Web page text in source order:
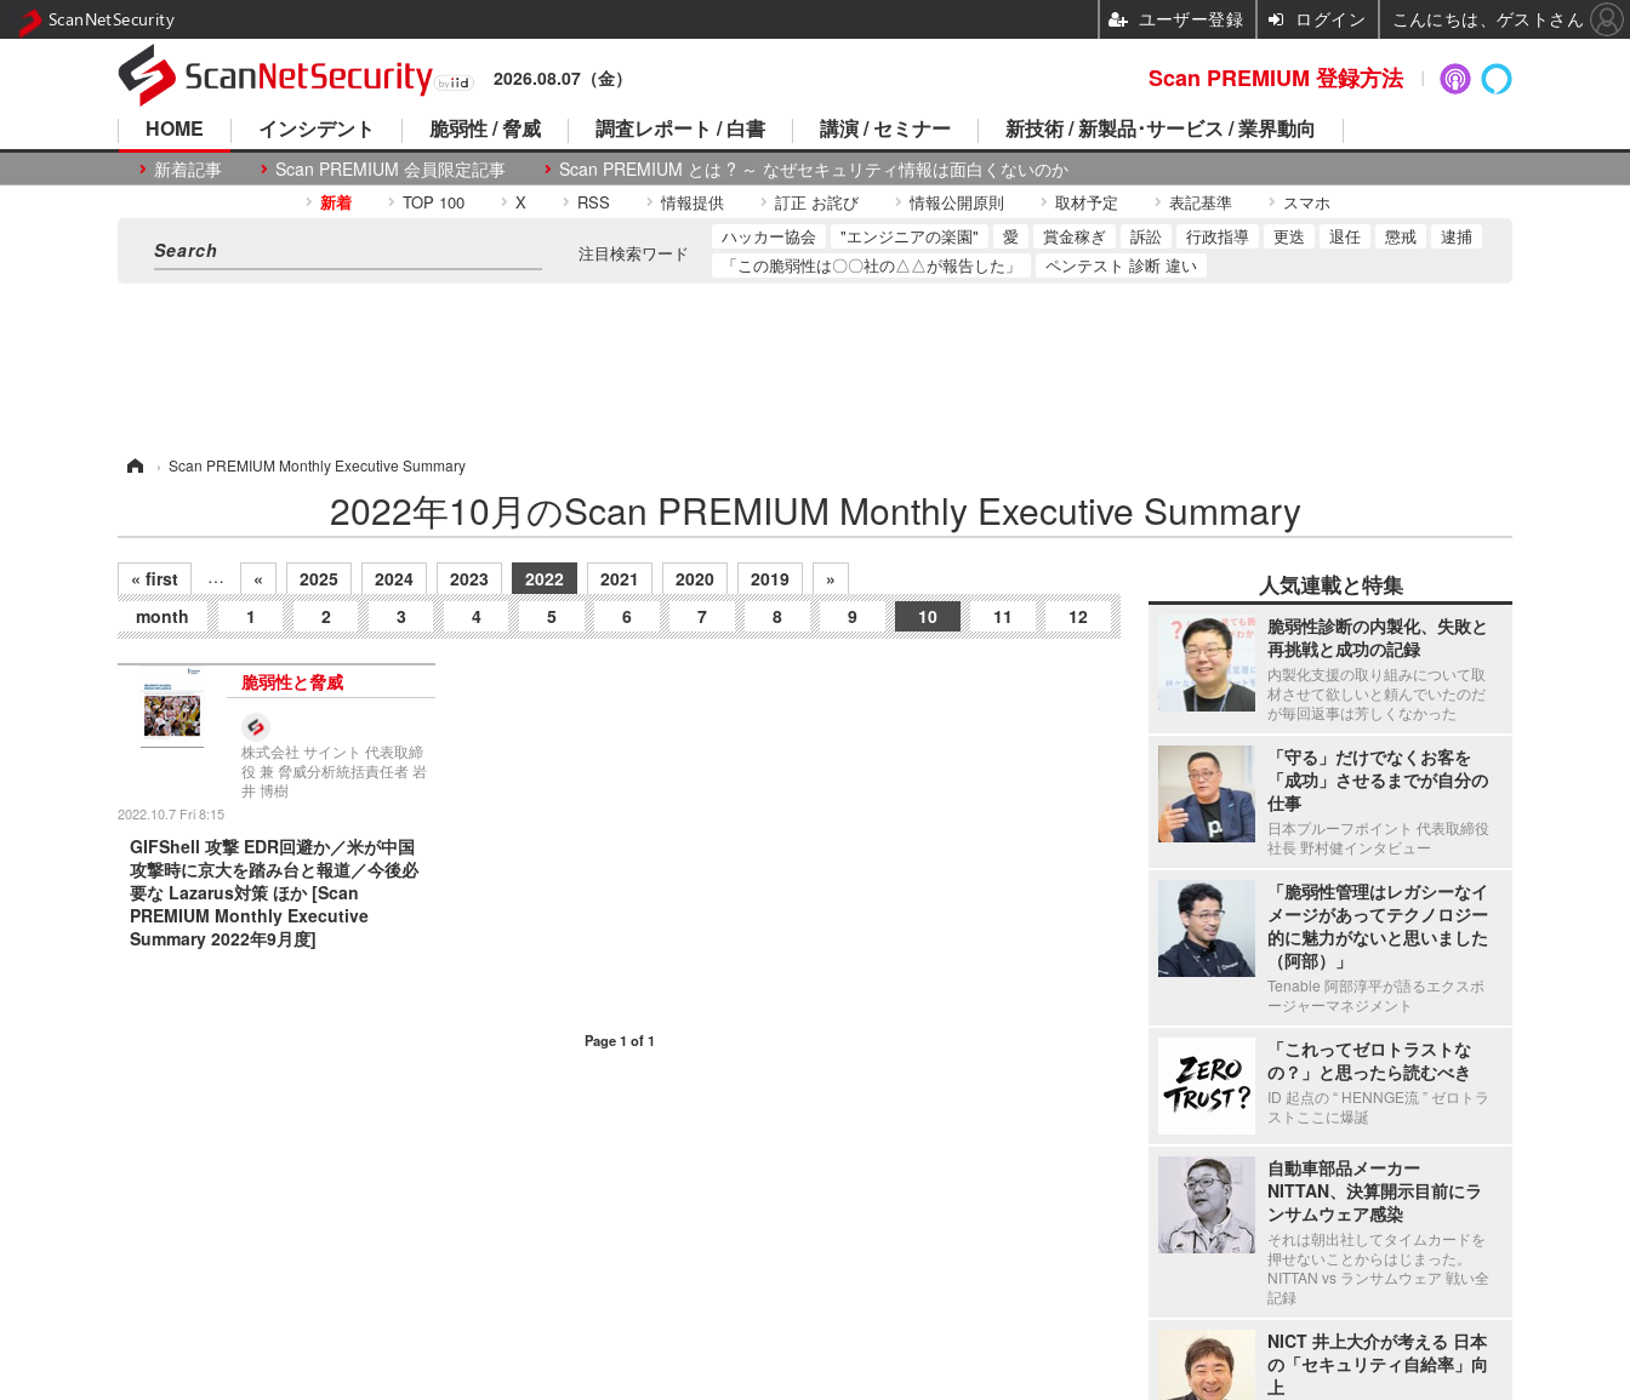
2026.08.07（金）
HOME
新着記事 Scan PREMIUM 会員限定記事 Scan PREMIUM とは ? ～ なぜセキュリティ情報は面白くないのか
インシデント 脆弱性 / 脅威 調査レポート / 白書 講演 / セミナー 新技術 / 新製品･サービス / 業界動向
新着 TOP 100 X RSS 情報提供 訂正 お詫び 情報公開原則 取材予定 表記基準 スマホ
注目検索ワード
ハッカー協会 "エンジニアの楽園" 愛 賞金稼ぎ 訴訟 行政指導 更迭 退任 懲戒
逮捕
「この脆弱性は〇〇社の△△が報告した」
ペンテスト 診断 違い
› Scan PREMIUM Monthly Executive Summary
2022年10月のScan PREMIUM Monthly Executive Summary
« first … « 2025 2024 2023 2022 2021 2020 2019
»
month
1 2 3 4 5 6 7 8 9 10 11 12
脆弱性と脅威
株式会社 サイント 代表取締
役 兼 脅威分析統括責任者 岩
井 博樹
2022.10.7 Fri 8:15
GIFShell 攻撃 EDR回避か／米が中国
攻撃時に京大を踏み台と報道／今後必
要な Lazarus対策 ほか [Scan
PREMIUM Monthly Executive
Summary 2022年9月度]
Page 1 of 1
人気連載と特集
脆弱性診断の内製化、失敗と
再挑戦と成功の記録
内製化支援の取り組みについて取
材させて欲しいと頼んでいたのだ
が毎回返事は芳しくなかった
「守る」だけでなくお客を
「成功」させるまでが自分の
仕事
日本プルーフポイント 代表取締役
社長 野村健インタビュー
「脆弱性管理はレガシーなイ
メージがあってテクノロジー
的に魅力がないと思いました
（阿部）」
Tenable 阿部淳平が語るエクスポ
ージャーマネジメント
「これってゼロトラストな
の？」と思ったら読むべき
ID 起点の “ HENNGE流 ” ゼロトラ
ストここに爆誕
自動車部品メーカー
NITTAN、決算開示目前にラ
ンサムウェア感染
それは朝出社してタイムカードを
押せないことからはじまった。
NITTAN vs ランサムウェア 戦い全
記録
NICT 井上大介が考える 日本
の「セキュリティ自給率」向
上
Scan PREMIUM 登録方法
ScanNetSecurity ユーザー登録 ログイン こんにちは、ゲストさん